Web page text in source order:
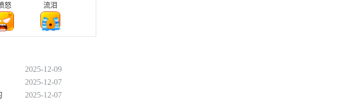
怒 流泪
2025-12-09
2025-12-07
2025-12-07